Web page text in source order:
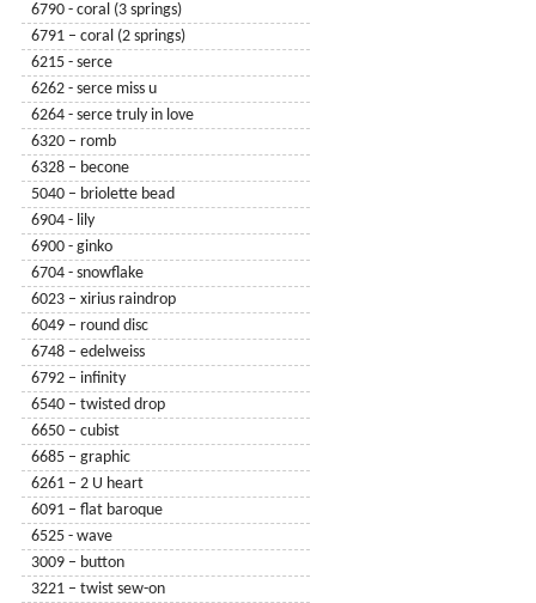
6790 - coral (3 springs)
6791 – coral (2 springs)
6215 - serce
6262 - serce miss u
6264 - serce truly in love
6320 – romb
6328 – becone
5040 – briolette bead
6904 - lily
6900 - ginko
6704 - snowflake
6023 – xirius raindrop
6049 – round disc
6748 – edelweiss
6792 – infinity
6540 – twisted drop
6650 – cubist
6685 – graphic
6261 – 2 U heart
6091 – flat baroque
6525 - wave
3009 – button
3221 – twist sew-on